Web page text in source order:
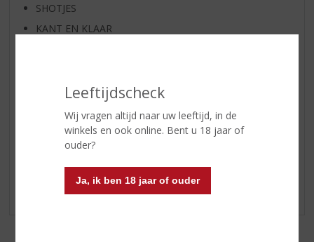
Leeftijdscheck
Wij vragen altijd naar uw leeftijd, in de
winkels en ook online. Bent u 18 jaar of
ouder?
Ja, ik ben 18 jaar of ouder
SHOTJES
KANT EN KLAAR
GESCHENKVERPAKKING
(RELATIE)GESCHENKEN
PARTY EN VERHUUR
ALCOHOLVRIJE DRANKEN
VEGAN DRANKEN
OBSTLER / EAU DE VIE / MARC / PALINKA / SLIVOVITZ